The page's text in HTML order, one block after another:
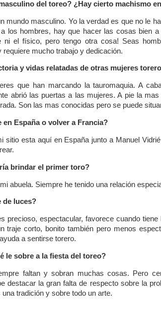
del toreo? ¿Hay cierto machismo
mundo masculino. Yo la verdad es que no le
los hombres, hay que hacer las cosas bien
ni el físico, pero tengo otra cosa! Seas
requiere mucho trabajo y dedicación.
y vidas relatadas de otras mujeres
que han marcando la tauromaquia. A
abrió las puertas a las mujeres. A pie la
Son las mas conocidas pero se puede
en España o volver a Francia?
sitio esta aquí en España junto a Manuel
brindar el primer toro?
abuela. Siempre he tenido una relación
de luces?
precioso, espectacular, favorece cuando
traje corto, bonito también pero menos
a sentirse torero.
le sobre a la fiesta del toreo?
faltan y sobran muchas cosas. Pero
destacar la gran falta de respecto sobre la
tradición y sobre todo un arte.